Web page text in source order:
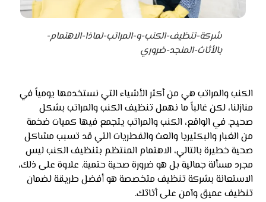
شركة-تنظيف-الكنب-و-المراتب-لماذا-الاهتمام-
بالأثاث-المنجد-ضروري
الكنب والمراتب هي من أكثر الأشياء التي نستخدمها يومياً في
منازلنا، لكن غالباً ما نهمل تنظيف الكنب والمراتب بشكل
صحيح. في الواقع، الكنب والمراتب يتجمع فيها كميات ضخمة
من الغبار والبكتيريا والعث والفطريات التي قد تسبب مشاكل
صحية خطيرة بالتالي، الاهتمام المنتظم بتنظيف الكنب ليس
مجرد مسألة جمالية بل هو ضرورة صحية حتمية. علاوة على ذلك،
الاستعانة بشركة تنظيف متخصصة هو أفضل طريقة لضمان
تنظيف عميق وآمن على أثاثك.